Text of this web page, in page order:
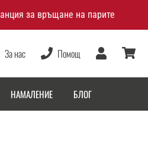
за връщане на парите
За нас Помощ
Потребител
НАМАЛЕНИЕ БЛОГ